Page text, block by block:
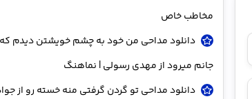
مخاطب خاص
دانلود مداحی من خود به چشم خویشتن دیدم که
جانم میرود از مهدی رسولی | نماهنگ
دانلود مداحی تو گردن گرفتی منه خسته رو از